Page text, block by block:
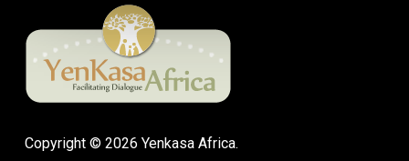
Copyright © 2026 Yenkasa Africa.